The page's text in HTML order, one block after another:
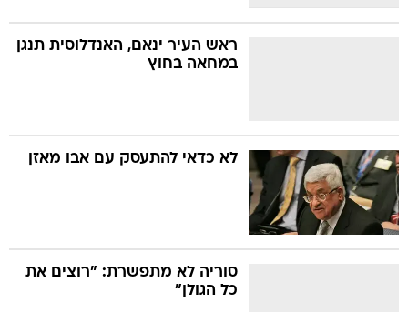
ראש העיר ינאם, האנדלוסית תנגן
במחאה בחוץ
לא כדאי להתעסק עם אבו מאזן
סוריה לא מתפשרת: "רוצים את
כל הגולן"